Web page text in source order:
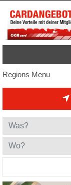
Regions Menu